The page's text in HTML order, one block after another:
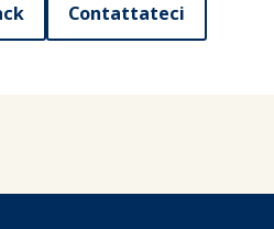
Contattateci